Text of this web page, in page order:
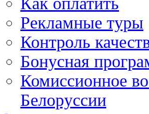
Рекламные туры
Контроль
Бонусная
Комиссионное
Белоруссии